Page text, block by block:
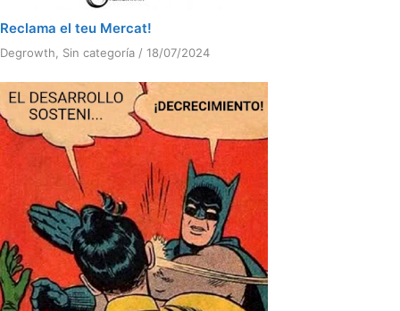
Reclama el teu Mercat!
Degrowth Sin categoría / 18/07/2024